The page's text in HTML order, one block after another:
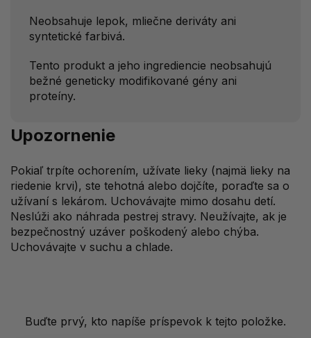
Neobsahuje lepok, mliečne deriváty ani
syntetické farbivá.
Tento produkt a jeho ingrediencie neobsahujú
bežné geneticky modifikované gény ani
proteíny.
Upozornenie
Pokiaľ trpíte ochorením, užívate lieky (najmä lieky na
riedenie krvi), ste tehotná alebo dojčíte, poraďte sa o
užívaní s lekárom. Uchovávajte mimo dosahu detí.
Neslúži ako náhrada pestrej stravy. Neužívajte, ak je
bezpečnostný uzáver poškodený alebo chýba.
Uchovávajte v suchu a chlade.
Buďte prvý, kto napíše príspevok k tejto položke.